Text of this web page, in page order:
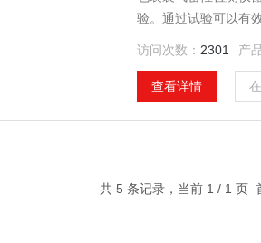
验。通过试验可以有
访问次数： 2301 产
查看详情
共 5 条记录，当前 1 / 1